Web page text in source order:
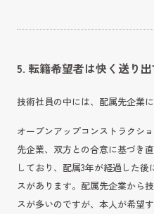
5. 転籍希望者は快く送り
技術社員の中には、配属先企業
オープンアップコンストラクシ
先企業、双方との合意に基づき
しており、配属3年が経過した
スがあります。配属先企業から
スが多いのですが、本人が希望